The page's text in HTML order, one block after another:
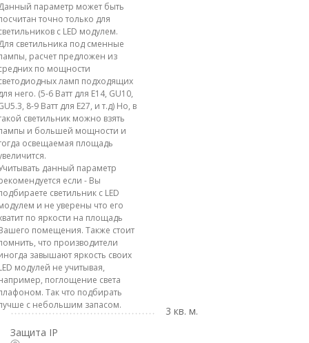
параметр может быть
точно только для
с LED модулем.
светильника под сменные
расчет предложен из
по мощности
ламп подходящих
него. (5-6 Ватт для E14, GU10,
8-9 Ватт для E27, и т.д) Но, в
светильник можно взять
и большей мощности и
освещаемая площадь
данный параметр
если - Вы
светильник с LED
и не уверены что его
по яркости на площадь
помещения. Также стоит
что производители
завышают яркость своих
модулей не учитывая,
поглощение света
Так что подбирать
с небольшим запасом.
3 кв. м.
Защита IP